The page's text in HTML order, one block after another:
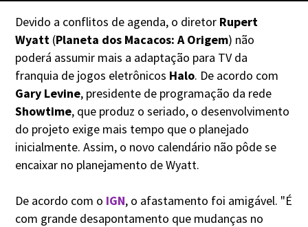
Devido a conflitos de agenda, o diretor Rupert
Wyatt (Planeta dos Macacos: A Origem) não
poderá assumir mais a adaptação para TV da
franquia de jogos eletrônicos Halo. De acordo com
Gary Levine, presidente de programação da rede
Showtime, que produz o seriado, o desenvolvimento
do projeto exige mais tempo que o planejado
inicialmente. Assim, o novo calendário não pôde se
encaixar no planejamento de Wyatt.
De acordo com o IGN, o afastamento foi amigável. "É
com grande desapontamento que mudanças no